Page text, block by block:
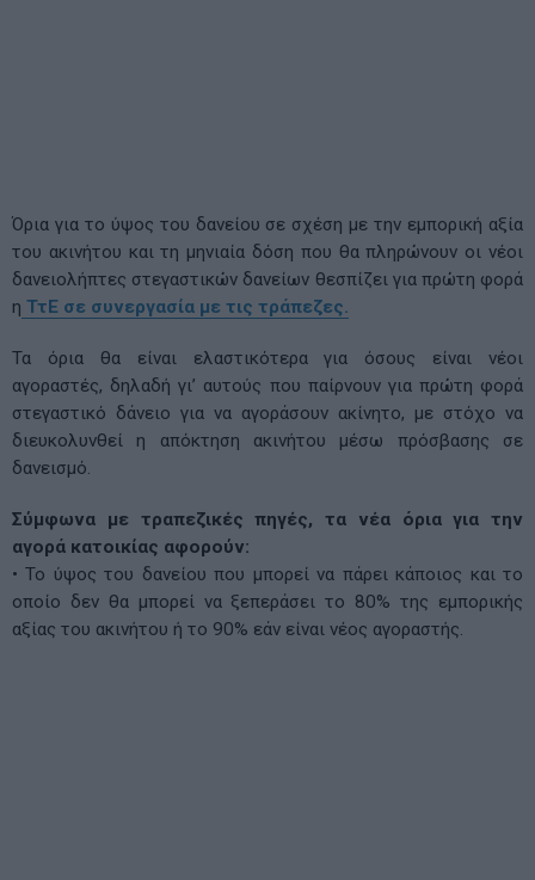
Όρια για το ύψος του δανείου σε σχέση με την εμπορική αξία
του ακινήτου και τη μηνιαία δόση που θα πληρώνουν οι νέοι
δανειολήπτες στεγαστικών δανείων θεσπίζει για πρώτη φορά
η ΤτΕ σε συνεργασία με τις τράπεζες.
Τα όρια θα είναι ελαστικότερα για όσους είναι νέοι
αγοραστές, δηλαδή γι’ αυτούς που παίρνουν για πρώτη φορά
στεγαστικό δάνειο για να αγοράσουν ακίνητο, με στόχο να
διευκολυνθεί η απόκτηση ακινήτου μέσω πρόσβασης σε
δανεισμό.
Σύμφωνα με τραπεζικές πηγές, τα νέα όρια για την
αγορά κατοικίας αφορούν:
• Το ύψος του δανείου που μπορεί να πάρει κάποιος και το
οποίο δεν θα μπορεί να ξεπεράσει το 80% της εμπορικής
αξίας του ακινήτου ή το 90% εάν είναι νέος αγοραστής.